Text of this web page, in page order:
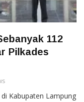
112
Pilkades
Kabupaten Lampung